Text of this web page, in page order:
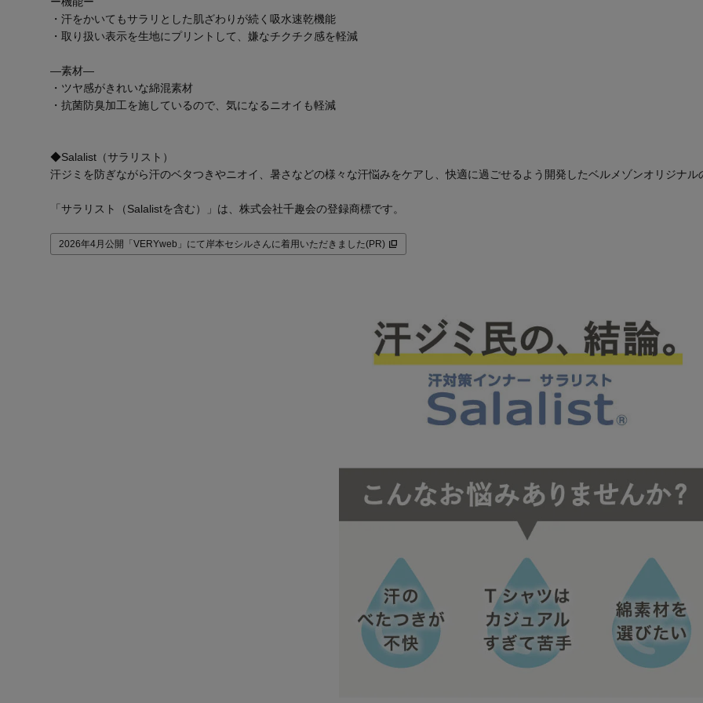
・汗をかいてもサラリとした肌ざわりが続く吸水速乾機能
・取り扱い表示を生地にプリントして、嫌なチクチク感を軽減
―素材―
・ツヤ感がきれいな綿混素材
・抗菌防臭加工を施しているので、気になるニオイも軽減
◆Salalist（サラリスト）
汗ジミを防ぎながら汗のベタつきやニオイ、暑さなどの様々な汗悩みをケアし、快適に過ごせるよう開発したベルメゾンオリジナル
「サラリスト（Salalistを含む）」は、株式会社千趣会の登録商標です。
2026年4月公開「VERYweb」にて岸本セシルさんに着用いただきました(PR)